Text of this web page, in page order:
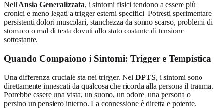
Nell'Ansia Generalizzata, i sintomi fisici tendono a essere più
cronici e meno legati a trigger esterni specifici. Potresti sperimentare
persistenti dolori muscolari, stanchezza da sonno scarso, problemi di
stomaco o mal di testa dovuti allo stato costante di tensione
sottostante.
Quando Compaiono i Sintomi: Trigger e Tempistica
Una differenza cruciale sta nei trigger. Nel DPTS, i sintomi sono
direttamente innescati da qualcosa che ricorda alla persona il trauma.
Potrebbe essere una vista, un suono, un odore, una persona o
persino un pensiero interno. La connessione è diretta e potente.